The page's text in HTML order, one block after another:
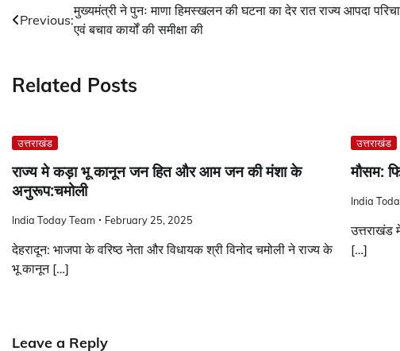
Post
navigation
Previous:
मुख्यमंत्री ने पुनः माणा हिमस्खलन की घटना का देर रात राज्य आपदा
एवं बचाव कार्यों की समीक्षा की
Related Posts
उत्तराखंड
राज्य मे कड़ा भू कानून जन हित और आम जन की मंशा के
अनुरूप:चमोली
India Today Team February 25, 2025
देहरादून: भाजपा के वरिष्ठ नेता और विधायक श्री विनोद चमोली ने राज्य के
भू कानून […]
उत्तराखंड
मौसम:
India
उत्तराखंड
[…]
Leave a Reply